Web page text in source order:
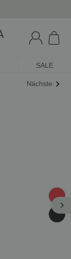
SALE
Nächste